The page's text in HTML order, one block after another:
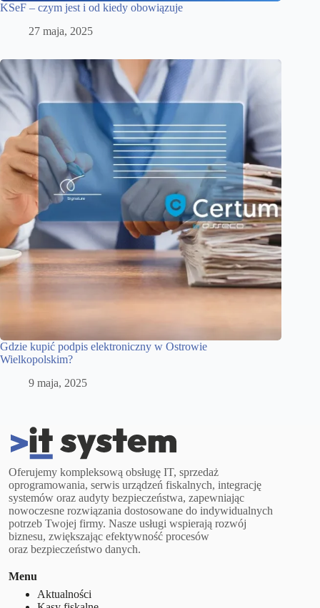
KSeF – czym jest i od kiedy obowiązuje
27 maja, 2025
Gdzie kupić podpis elektroniczny w Ostrowie
Wielkopolskim?
9 maja, 2025
Oferujemy kompleksową obsługę IT, sprzedaż
oprogramowania, serwis urządzeń fiskalnych, integrację
systemów oraz audyty bezpieczeństwa, zapewniając
nowoczesne rozwiązania dostosowane do indywidualnych
potrzeb Twojej firmy. Nasze usługi wspierają rozwój
biznesu, zwiększając efektywność procesów
oraz bezpieczeństwo danych.
Menu
Aktualności